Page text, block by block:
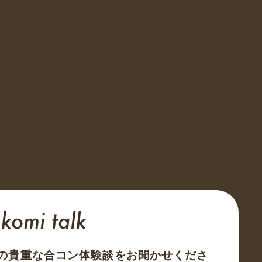
貴重な合コン体験談をお聞かせくださ